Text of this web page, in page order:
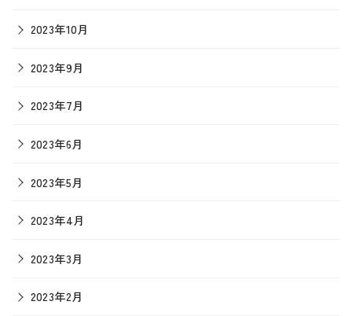
2023年10月
2023年9月
2023年7月
2023年6月
2023年5月
2023年4月
2023年3月
2023年2月